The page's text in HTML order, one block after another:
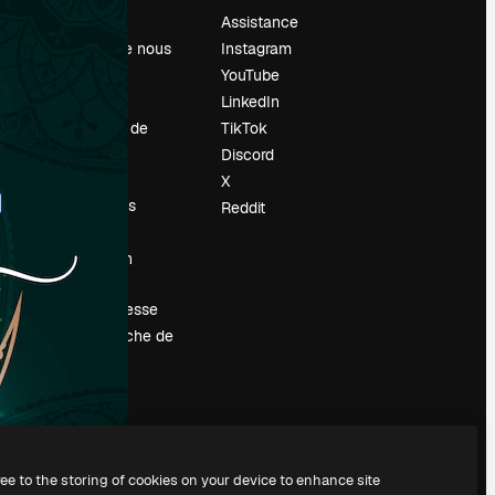
À propos de nous
Tendances de
Événements
Vendre mon
contenu
Salle de presse
À la recherche de
Assistance
Instagram
YouTube
LinkedIn
TikTok
Discord
X
Reddit
to the storing of cookies on your device to enhance site